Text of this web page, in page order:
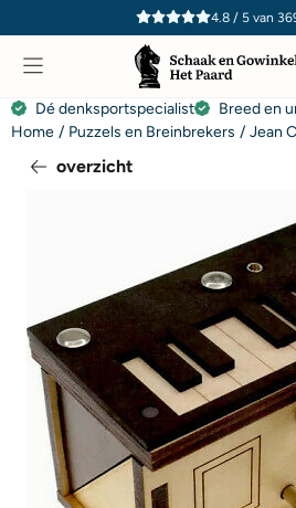
Cookievoorkeuren zijn momenteel
4.8 / 5van
Dé denksportspecialist Breed en
Home / Puzzels en Breinbrekers / Jean
overzicht